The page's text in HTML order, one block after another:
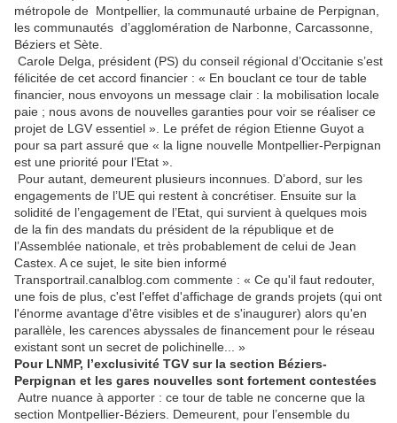
métropole de Montpellier, la communauté urbaine de Perpignan,
les communautés d’agglomération de Narbonne, Carcassonne,
Béziers et Sète.
Carole Delga, président (PS) du conseil régional d’Occitanie s’est
félicitée de cet accord financier : « En bouclant ce tour de table
financier, nous envoyons un message clair : la mobilisation locale
paie ; nous avons de nouvelles garanties pour voir se réaliser ce
projet de LGV essentiel ». Le préfet de région Etienne Guyot a
pour sa part assuré que « la ligne nouvelle Montpellier-Perpignan
est une priorité pour l’Etat ».
Pour autant, demeurent plusieurs inconnues. D’abord, sur les
engagements de l’UE qui restent à concrétiser. Ensuite sur la
solidité de l’engagement de l’Etat, qui survient à quelques mois
de la fin des mandats du président de la république et de
l’Assemblée nationale, et très probablement de celui de Jean
Castex. A ce sujet, le site bien informé
Transportrail.canalblog.com commente : « Ce qu'il faut redouter,
une fois de plus, c'est l'effet d'affichage de grands projets (qui ont
l'énorme avantage d'être visibles et de s'inaugurer) alors qu'en
parallèle, les carences abyssales de financement pour le réseau
existant sont un secret de polichinelle... »
Pour LNMP, l’exclusivité TGV sur la section Béziers-
Perpignan et les gares nouvelles sont fortement contestées
Autre nuance à apporter : ce tour de table ne concerne que la
section Montpellier-Béziers. Demeurent, pour l’ensemble du